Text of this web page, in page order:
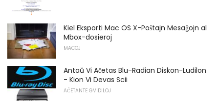
Kiel Eksporti Mac OS X-Poŝtajn Mesaĝojn al
Mbox-dosieroj
MACOJ
Antaŭ Vi Aĉetas Blu-Radian Diskon-Ludilon
- Kion Vi Devas Scii
AĈETANTE GVIDILOJ